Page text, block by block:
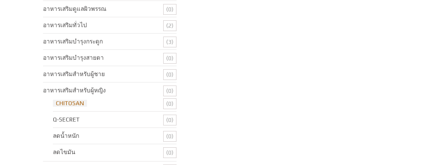
อาหารเสริมดูแลผิวพรรณ (0)
อาหารเสริมทั่วไป (2)
อาหารเสริมบำรุงกระดูก (3)
อาหารเสริมบำรุงสายตา (0)
อาหารเสริมสำหรับผู้ชาย (0)
อาหารเสริมสำหรับผู้หญิง
(0)
CHITOSAN
(0)
Q-SECRET (0)
ลดน้ำหนัก (0)
ลดไขมัน (0)